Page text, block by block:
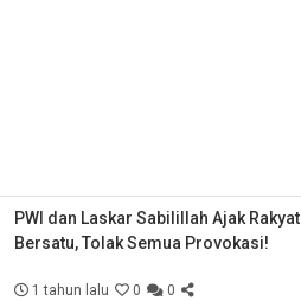
PWI dan Laskar Sabilillah Ajak Rakyat
Bersatu, Tolak Semua Provokasi!
1 tahun lalu 0 0